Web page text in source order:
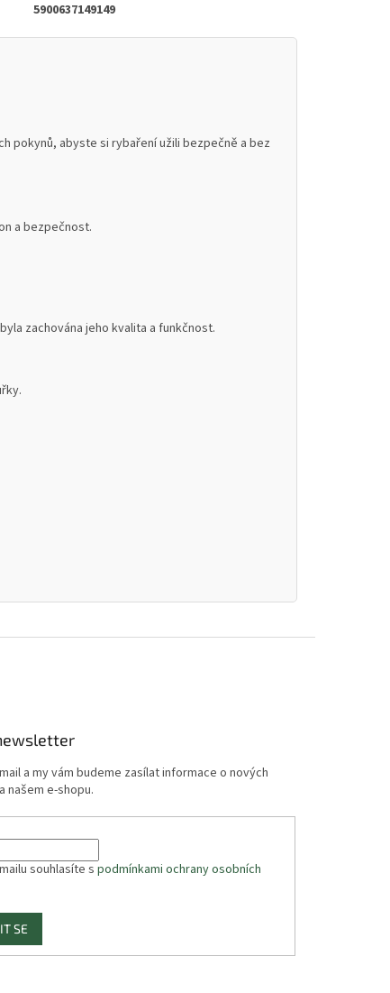
5900637149149
pokynů, abyste si rybaření užili bezpečně a bez
a bezpečnost.
zachována jeho kvalita a funkčnost.
a my vám budeme zasílat informace o nových
našem e-shopu.
souhlasíte spodmínkami ochrany osobních
SE